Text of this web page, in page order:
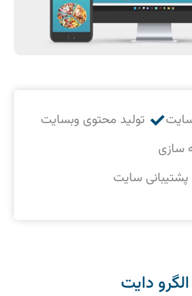
تولید محتوی وبسایت
سازی
سایت
الگرو دایت